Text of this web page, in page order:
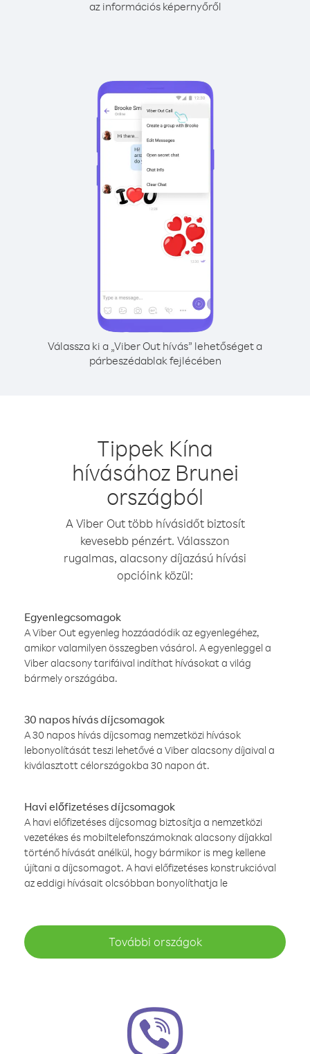
az információs képernyőről
Válassza ki a „Viber Out hívás” lehetőséget a
párbeszédablak fejlécében
Tippek Kína
hívásához Brunei
országból
A Viber Out több hívásidőt biztosít
kevesebb pénzért. Válasszon
rugalmas, alacsony díjazású hívási
opcióink közül:
Egyenlegcsomagok
A Viber Out egyenleg hozzáadódik az egyenlegéhez,
amikor valamilyen összegben vásárol. A egyenleggel a
Viber alacsony tarifáival indíthat hívásokat a világ
bármely országába.
30 napos hívás díjcsomagok
A 30 napos hívás díjcsomag nemzetközi hívások
lebonyolítását teszi lehetővé a Viber alacsony díjaival a
kiválasztott célországokba 30 napon át.
Havi előfizetéses díjcsomagok
A havi előfizetéses díjcsomag biztosítja a nemzetközi
vezetékes és mobiltelefonszámoknak alacsony díjakkal
történő hívását anélkül, hogy bármikor is meg kellene
újítani a díjcsomagot. A havi előfizetéses konstrukcióval
az eddigi hívásait olcsóbban bonyolíthatja le
További országok